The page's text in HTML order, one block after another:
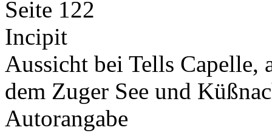
Seite 122
Incipit
Aussicht bei Tells Capelle,
dem Zuger See und
Autorangabe